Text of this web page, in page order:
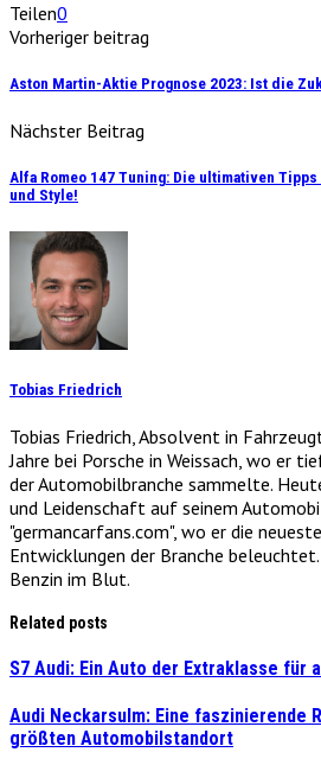
Teilen0
Vorheriger beitrag
Aston Martin-Aktie Prognose 2023: Ist die
Nächster Beitrag
Alfa Romeo 147 Tuning: Die ultimativen
und Style!
Tobias Friedrich
Tobias Friedrich, Absolvent in
Jahre bei Porsche in Weissach, wo er
der Automobilbranche sammelte.
und Leidenschaft auf seinem
"germancarfans.com", wo er die
Entwicklungen der Branche
Benzin im Blut.
Related posts
S7 Audi: Ein Auto der Extraklasse für
Audi Neckarsulm: Eine faszinierende
größten Automobilstandort